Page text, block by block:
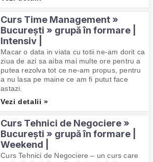
Curs Time Management »
București » grupă în formare |
Intensiv |
Macar o data in viata cu totii ne-am dorit ca
ziua de azi sa aiba mai multe ore pentru a
putea rezolva tot ce ne-am propus, pentru
a nu lasa pe maine ce am fi putut face
astazi.
Vezi detalii »
Curs Tehnici de Negociere »
București » grupă în formare |
Weekend |
Curs Tehnici de Negociere – un curs care